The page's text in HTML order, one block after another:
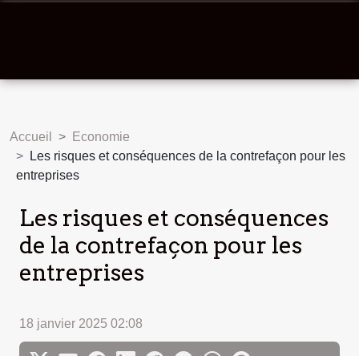
Accueil
Economie
Les risques et conséquences de la contrefaçon pour les
entreprises
Les risques et conséquences
de la contrefaçon pour les
entreprises
18 janvier 2025 02:08